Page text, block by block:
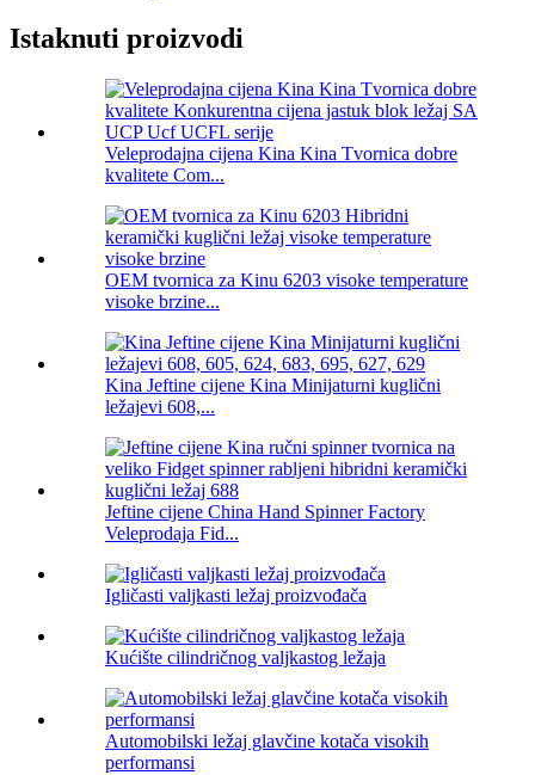
Istaknuti proizvodi
Veleprodajna cijena Kina Kina Tvornica dobre
kvalitete Com...
OEM tvornica za Kinu 6203 visoke temperature
visoke brzine...
Kina Jeftine cijene Kina Minijaturni kuglični
ležajevi 608,...
Jeftine cijene China Hand Spinner Factory
Veleprodaja Fid...
Igličasti valjkasti ležaj proizvođača
Kućište cilindričnog valjkastog ležaja
Automobilski ležaj glavčine kotača visokih
performansi